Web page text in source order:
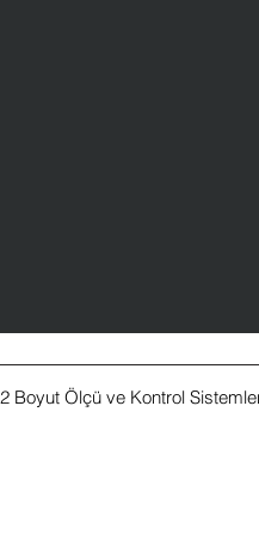
Boyut Ölçü ve Kontrol